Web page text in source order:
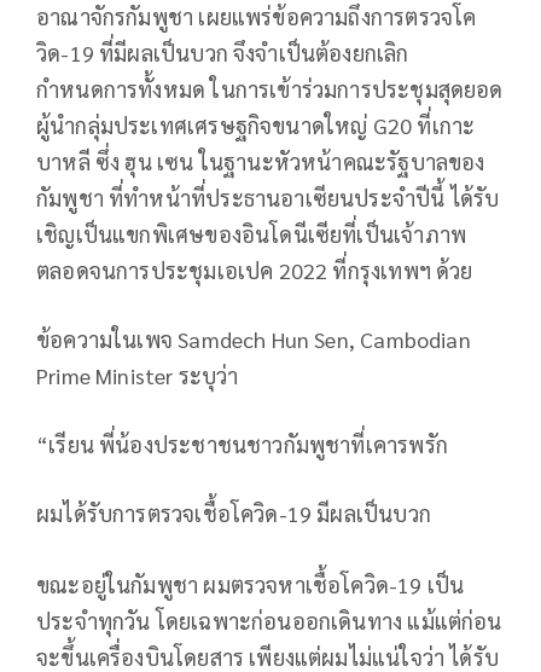
อาณาจักรกัมพูชา เผยแพร่ข้อความถึงการตรวจโค
วิด-19 ที่มีผลเป็นบวก จึงจำเป็นต้องยกเลิก
กำหนดการทั้งหมด ในการเข้าร่วมการประชุมสุดยอด
ผู้นำกลุ่มประเทศเศรษฐกิจขนาดใหญ่ G20 ที่เกาะ
บาหลี ซึ่ง ฮุน เซน ในฐานะหัวหน้าคณะรัฐบาลของ
กัมพูชา ที่ทำหน้าที่ประธานอาเซียนประจำปีนี้ ได้รับ
เชิญเป็นแขกพิเศษของอินโดนีเซียที่เป็นเจ้าภาพ
ตลอดจนการประชุมเอเปค 2022 ที่กรุงเทพฯ ด้วย
ข้อความในเพจ Samdech Hun Sen, Cambodian
Prime Minister ระบุว่า
“เรียน พี่น้องประชาชนชาวกัมพูชาที่เคารพรัก
ผมได้รับการตรวจเชื้อโควิด-19 มีผลเป็นบวก
ขณะอยู่ในกัมพูชา ผมตรวจหาเชื้อโควิด-19 เป็น
ประจำทุกวัน โดยเฉพาะก่อนออกเดินทาง แม้แต่ก่อน
จะขึ้นเครื่องบินโดยสาร เพียงแต่ผมไม่แน่ใจว่า ได้รับ